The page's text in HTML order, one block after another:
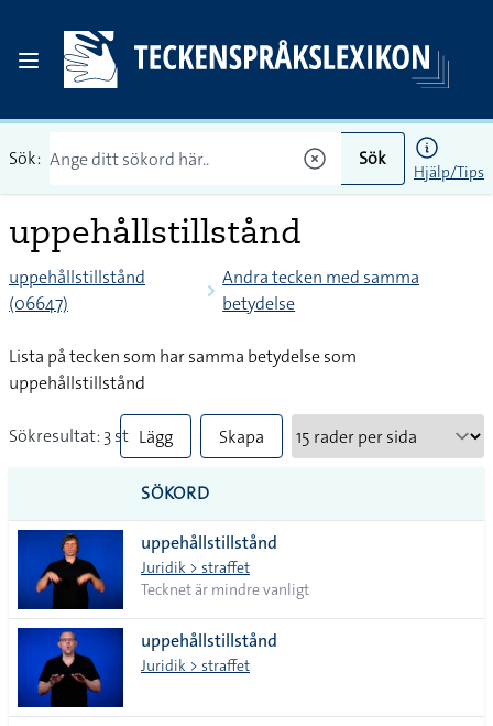
Sök: Sök
Hjälp/Tips
uppehållstillstånd
uppehållstillstånd
(06647)
Andra tecken med samma
betydelse
Lista på tecken som har samma betydelse som
uppehållstillstånd
Sökresultat: 3 st Lägg
till
alla i
lista
Skapa
SÖKORD
uppehållstillstånd
Juridik > straffet
Tecknet är mindre vanligt
uppehållstillstånd
Juridik > straffet